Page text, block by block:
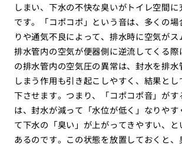
しまい、下水の不快な臭いがトイレ空間
です。「コポコポ」という音は、多くの
りや通気不良によって、排水時に空気がス
排水管内の空気が便器側に逆流してくる際
の排水管内の空気圧の異常は、封水を排
しまう作用も引き起こしやすく、結果と
下させます。つまり、「コポコポ音」がす
は、封水が減って「水位が低く」なりや
て下水の「臭い」が上がってきやすい、
あるのです。この状態を放置しておくと